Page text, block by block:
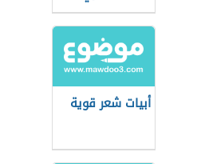
أبيات شعر قوية